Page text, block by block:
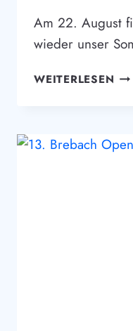
Am 22. August
wieder unser
WEITERLESEN